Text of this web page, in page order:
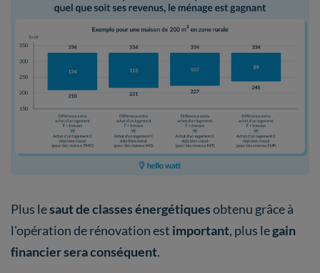
Plus lesaut de classes énergétiquesobtenu grâce à
l'opération de rénovation est important, plus legain
financier sera conséquent.